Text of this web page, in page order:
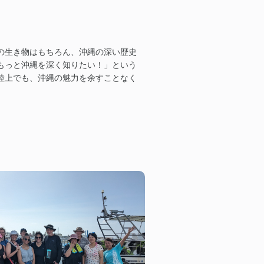
き物はもちろん、沖縄の深い歴史
と沖縄を深く知りたい！」という
でも、沖縄の魅力を余すことなく